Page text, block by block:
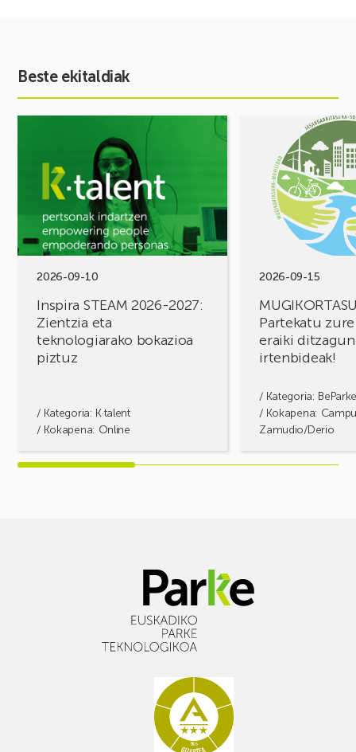
Beste ekitaldiak
2026-09-10
Inspira STEAM 2026-2027:
Zientzia eta
teknologiarako bokazioa
piztuz
/ Kategoria: K·talent
/ Kokapena: Online
STEAM
Zientzia
eta
teknologiarako
bokazioa
2026-09-15
Partekatu
eraiki ditzagun
irtenbideak!
/ Kategoria:
/ Kokapena:
Zamudio/Derio
MUGIKORTASUN
FOROA
Partekatu
erronkak,
irtenbideak!